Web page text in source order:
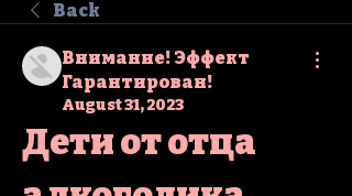
Back
Внимание! Эффект
Гарантирован!
August 31, 2023
Дети от отца